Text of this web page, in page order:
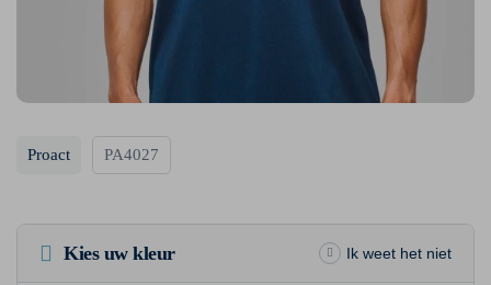
Proact PA4027
Kies uw kleur Ik weet het niet